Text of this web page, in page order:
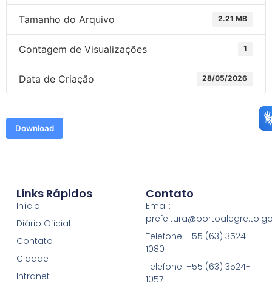
Tamanho do Arquivo 2.21 MB
Contagem de Visualizações 1
Data de Criação 28/05/2026
Download
Links Rápidos
Início
Diário Oficial
Contato
Cidade
Intranet
Contato
Email:
Telefone: +55 (63) 3524-
1080
Telefone: +55 (63) 3524-
1057